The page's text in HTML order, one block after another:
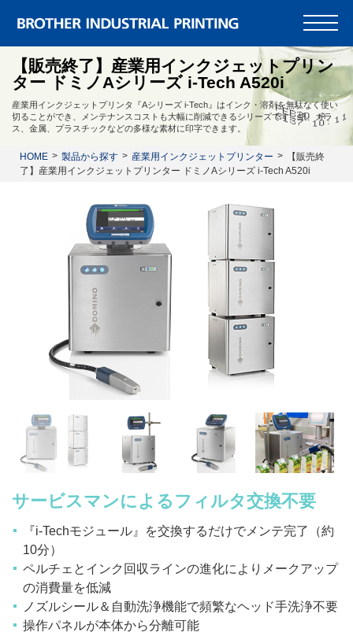
【販売終了】産業用インクジェットプリン
ター ドミノAシリーズ i-Tech A520i
産業用インクジェットプリンタ『Aシリーズ i-Tech』はインク・溶剤を無駄なく使い
切ることができ、メンテナンスコストも大幅に削減できるシリーズです。紙、ガラ
ス、金属、プラスチックなどの多様な素材に印字できます。
HOME 製品から探す 産業用インクジェットプリンター
【販売終
了】産業用インクジェットプリンター ドミノAシリーズ i-Tech A520i
サービスマンによるフィルタ交換不要
『i-Techモジュール』を交換するだけでメンテ完了（約
10分）
ペルチェとインク回収ラインの進化によりメークアップ
の消費量を低減
ノズルシール＆自動洗浄機能で頻繁なヘッド手洗浄不要
操作パネルが本体から分離可能